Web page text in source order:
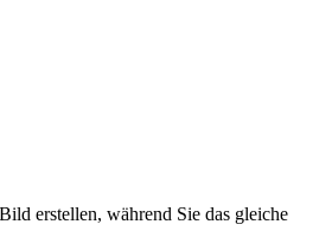
erstellen, während Sie das gleiche